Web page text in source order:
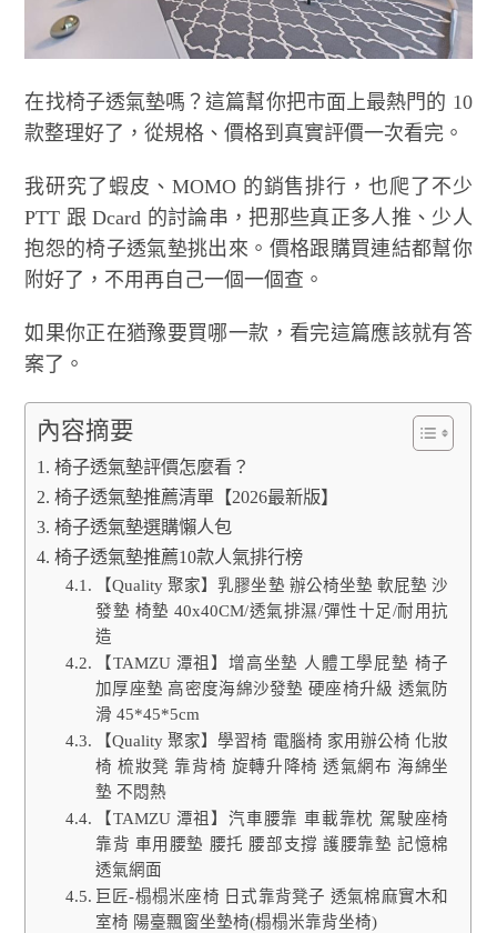
在找椅子透氣墊嗎？這篇幫你把市面上最熱門的 10
款整理好了，從規格、價格到真實評價一次看完。
我研究了蝦皮、MOMO 的銷售排行，也爬了不少
PTT 跟 Dcard 的討論串，把那些真正多人推、少人
抱怨的椅子透氣墊挑出來。價格跟購買連結都幫你
附好了，不用再自己一個一個查。
如果你正在猶豫要買哪一款，看完這篇應該就有答
案了。
內容摘要
椅子透氣墊評價怎麼看？
椅子透氣墊推薦清單【2026最新版】
椅子透氣墊選購懶人包
椅子透氣墊推薦10款人氣排行榜
【Quality 聚家】乳膠坐墊 辦公椅坐墊 軟屁墊 沙
發墊 椅墊 40x40CM/透氣排濕/彈性十足/耐用抗
造
【TAMZU 潭祖】增高坐墊 人體工學屁墊 椅子
加厚座墊 高密度海綿沙發墊 硬座椅升級 透氣防
滑 45*45*5cm
【Quality 聚家】學習椅 電腦椅 家用辦公椅 化妝
椅 梳妝凳 靠背椅 旋轉升降椅 透氣網布 海綿坐
墊 不悶熱
【TAMZU 潭祖】汽車腰靠 車載靠枕 駕駛座椅
靠背 車用腰墊 腰托 腰部支撐 護腰靠墊 記憶棉
透氣網面
巨匠-榻榻米座椅 日式靠背凳子 透氣棉麻實木和
室椅 陽臺飄窗坐墊椅(榻榻米靠背坐椅)